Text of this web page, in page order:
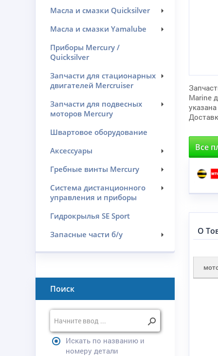
Масла и смазки Quicksilver
Масла и смазки Yamalube
Приборы Mercury /
Quicksilver
Запчасти для стационарных
двигателей Mercruiser
Запчасти для подвесных
моторов Mercury
Швартовое оборудование
Аксессуары
Гребные винты Mercury
Система дистанционного
управления и приборы
Гидрокрылья SE Sport
Запасные части б/у
Поиск
Искать по названию и
номеру детали
Marine
Все
О